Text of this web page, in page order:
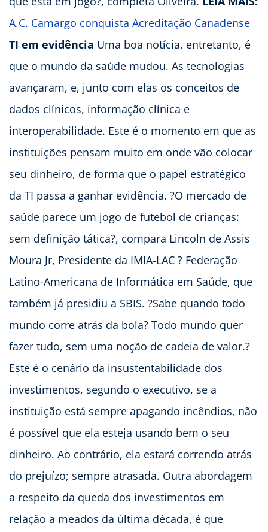
A.C. Camargo conquista Acreditação Canadense
TI em evidência Uma boa notícia, entretanto, é
que o mundo da saúde mudou. As tecnologias
avançaram, e, junto com elas os conceitos de
dados clínicos, informação clínica e
interoperabilidade. Este é o momento em que as
instituições pensam muito em onde vão colocar
seu dinheiro, de forma que o papel estratégico
da TI passa a ganhar evidência. ?O mercado de
saúde parece um jogo de futebol de crianças:
sem definição tática?, compara Lincoln de Assis
Moura Jr, Presidente da IMIA-LAC ? Federação
Latino-Americana de Informática em Saúde, que
também já presidiu a SBIS. ?Sabe quando todo
mundo corre atrás da bola? Todo mundo quer
fazer tudo, sem uma noção de cadeia de valor.?
Este é o cenário da insustentabilidade dos
investimentos, segundo o executivo, se a
instituição está sempre apagando incêndios, não
é possível que ela esteja usando bem o seu
dinheiro. Ao contrário, ela estará correndo atrás
do prejuízo; sempre atrasada. Outra abordagem
a respeito da queda dos investimentos em
relação a meados da última década, é que